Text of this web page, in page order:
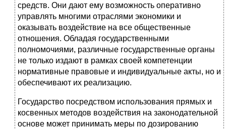
средств. Они дают ему возможность оперативно
управлять многими отраслями экономики и
оказывать воздействие на все общественные
отношения. Обладая государственными
полномочиями, различные государственные органы
не только издают в рамках своей компетенции
нормативные правовые и индивидуальные акты, но и
обеспечивают их реализацию.
Государство посредством использования прямых и
косвенных методов воздействия на законодательной
основе может принимать меры по дозированию